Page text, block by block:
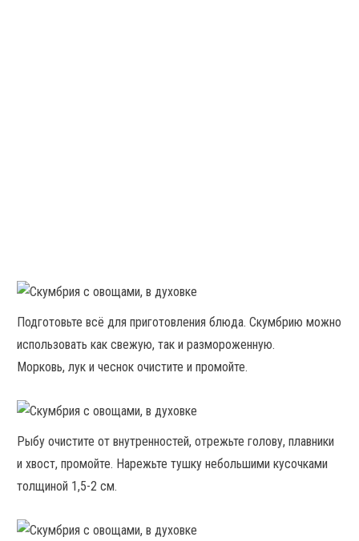
Подготовьте всё для приготовления блюда. Скумбрию можно
использовать как свежую, так и размороженную.
Морковь, лук и чеснок очистите и промойте.
Рыбу очистите от внутренностей, отрежьте голову, плавники
и хвост, промойте. Нарежьте тушку небольшими кусочками
толщиной 1,5-2 см.